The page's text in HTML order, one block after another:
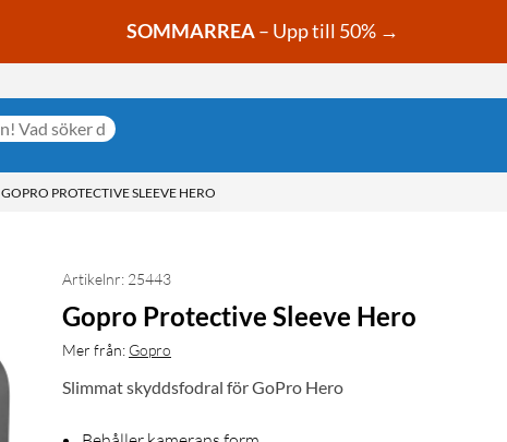
SOMMARREA– Upp till 50% →
GOPRO PROTECTIVE SLEEVE HERO
Artikelnr: 25443
Gopro Protective Sleeve Hero
Mer från: Gopro
Slimmat skyddsfodral för GoPro Hero